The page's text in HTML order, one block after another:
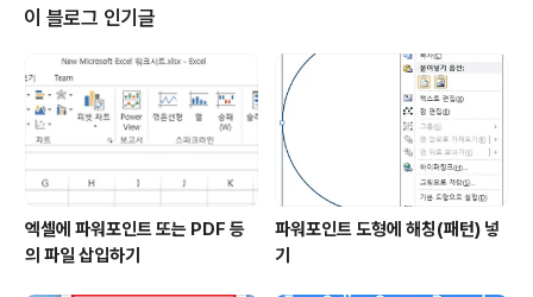
이 블로그 인기글
엑셀에 파워포인트 또는 PDF 등
의 파일 삽입하기
파워포인트 도형에 해칭(패턴) 넣
기